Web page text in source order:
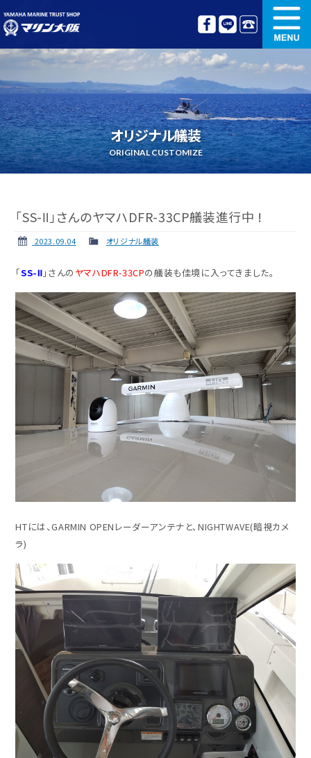
中古艇情報
オリジナル艤装 ボート免許講習
更新講習 クルージング情報
オリジナル艤装
ORIGINAL CUSTOMIZE
「SS-Ⅱ」さんのヤマハDFR-33CP艤装進行中 !
2023.09.04 オリジナル艤装
「SS-Ⅱ 」さんの ヤマハDFR-33CPの艤装も佳境に入ってきました。
HTには、GARMIN OPENレーダーアンテナと、NIGHTWAVE(暗視カメ
ラ)